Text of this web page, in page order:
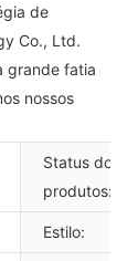
de
Co., Ltd.
grande fatia
nossos
Status dos
produtos:
Estilo: